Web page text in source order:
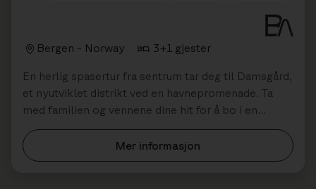
Bergen - Norway 3+1 gjester
En herlig spasertur fra sentrum tar deg til Damsgård,
et nyutviklet distrikt ved en havnepromenade. Ta
med familien og vennene dine hit for å bo i en
moderne bygning. Perfekt større...
Mer informasjon